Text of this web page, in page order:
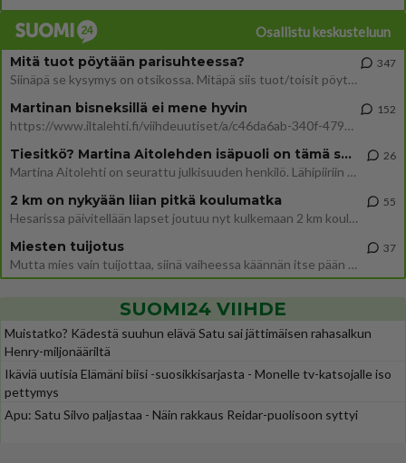
Osallistu keskusteluun
Mitä tuot pöytään parisuhteessa?
Siinäpä se kysymys on otsikossa. Mitäpä siis tuot/toisit pöytään parisuhteessa? Oletko mies vai nainen? Koetko sen mitä
347
Martinan bisneksillä ei mene hyvin
https://www.iltalehti.fi/viihdeuutiset/a/c46da6ab-340f-4790-aaa7-0865eed2336 Yrityksen konkurssihakemus on tullut kärä
152
Tiesitkö? Martina Aitolehden isäpuoli on tämä suosittu laulaja
Martina Aitolehti on seurattu julkisuuden henkilö. Lähipiiriin mahtuu muitakin tunnettuja henkilöitä. Tiesitkö, että Ma
26
2 km on nykyään liian pitkä koulumatka
Hesarissa päivitellään lapset joutuu nyt kulkemaan 2 km kouluun jösses. Ruostefillarilla tuo matka menee vaikka miten äk
55
Miesten tuijotus
Mutta mies vain tuijottaa, siinä vaiheessa käännän itse pään pois. Mikä juttu? Yleensä jos joku tuijottaa tai katsoo, hä
37
SUOMI24 VIIHDE
Muistatko? Kädestä suuhun elävä Satu sai jättimäisen rahasalkun
Henry-miljonääriltä
Ikäviä uutisia Elämäni biisi -suosikkisarjasta - Monelle tv-katsojalle iso
pettymys
Apu: Satu Silvo paljastaa - Näin rakkaus Reidar-puolisoon syttyi